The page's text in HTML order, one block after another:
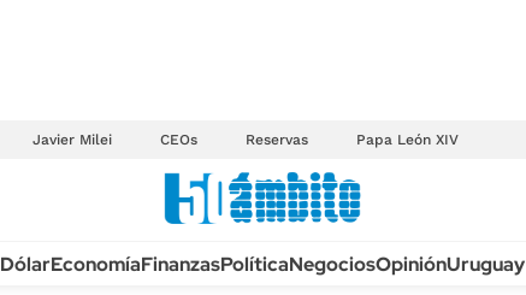
Javier Milei CEOs Reservas Papa León XIV
TECNOLOGÍA
DólarEconomíaFinanzasPolíticaNegociosOpiniónUruguay